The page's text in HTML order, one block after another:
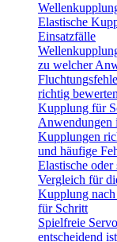
Elastische
Einsatzfälle
zu welcher
richtig bewerten
Kupplung für
Kupplungen
und häufige
Elastische
Vergleich für
Kupplung
für Schritt
Spielfreie
entscheidend ist